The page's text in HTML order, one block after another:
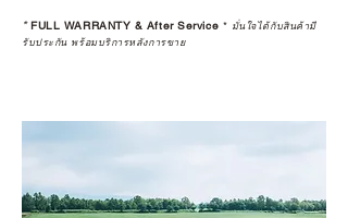
*FULL WARRANTY & After Service * มั่นใจได้กับสินค้ามี
รับประกัน พร้อมบริการหลังการขาย